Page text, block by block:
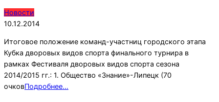
2014-
12-
Новости
10.12.2014
Итоговое положение команд-участниц городского этапа
Кубка дворовых видов спорта финального турнира в
рамках Фестиваля дворовых видов спорта сезона
2014/2015 гг.: 1. Общество «Знание»-Липецк (70
очковПодробнее…